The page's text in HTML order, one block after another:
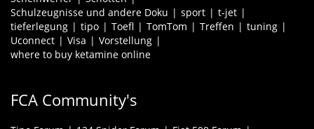
Schulzeugnisse und andere Doku
sport
t-jet
tieferlegung
tipo Toefl TomTom Treffen
tuning
Uconnect
Visa
Vorstellung
where to buy ketamine online
FCA Community's